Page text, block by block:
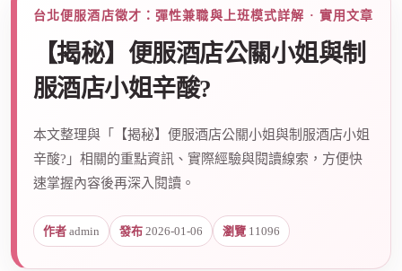
› ›
台北便服酒店徵才：彈性兼職與上班模式詳解 · 實用文章
【揭秘】便服酒店公關小姐與制
服酒店小姐辛酸?
本文整理與「【揭秘】便服酒店公關小姐與制服酒店小姐
辛酸?」相關的重點資訊、實際經驗與閱讀線索，方便快
速掌握內容後再深入閱讀。
作者 admin 發布 2026-01-06 瀏覽 11096